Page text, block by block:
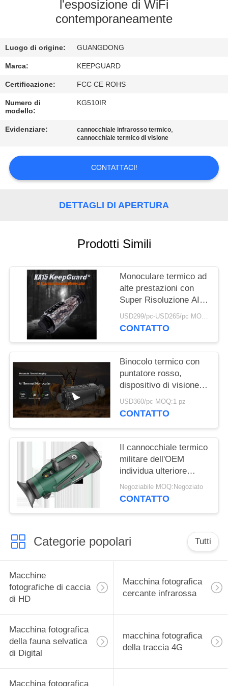
FABBRICA
CONTROLLO
DELLA
QUALITÀ
CONTATTACI
CHIEDI
DEL
POLITICA
SULLA
PRIVACY
l'esposizione di WiFi
contemporaneamente
Luogo di origine: GUANGDONG
Marca: KEEPGUARD
Certificazione: FCC CE ROHS
Numero di
modello:
KG510IR
Evidenziare: cannocchiale infrarosso termico,
cannocchiale termico di visione
CONTATTACI!
DETTAGLI DI APERTURA
Prodotti Simili
Monoculare termico ad
alte prestazioni con
Super Risoluzione AI e
10 ore di autonomia per
attività all'aperto e
USD299/pc-USD265/pc MOQ:20pcs
CONTATTO
Binocolo termico con
puntatore rosso,
dispositivo di visione
notturna 850nm, zoom
digitale 8x
USD360/pc MOQ:1 pz
CONTATTO
Il cannocchiale termico
militare dell'OEM
individua ulteriore
portata di macchia
termica
Negoziabile MOQ:Negoziato
CONTATTO
Categorie popolari Tutti
Macchine
fotografiche di caccia
di HD
Macchina fotografica
cercante infrarossa
Macchina fotografica
della fauna selvatica
di Digital
macchina fotografica
della traccia 4G
Macchina fotografica